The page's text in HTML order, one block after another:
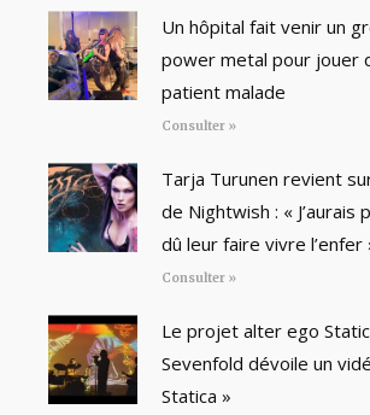
Un hôpital fait venir un
power metal pour jouer
patient malade
Consulter »
Tarja Turunen revient
de Nightwish : « J’aurais
dû leur faire vivre l’enfer
Consulter »
Le projet alter ego
Sevenfold dévoile un
Statica »